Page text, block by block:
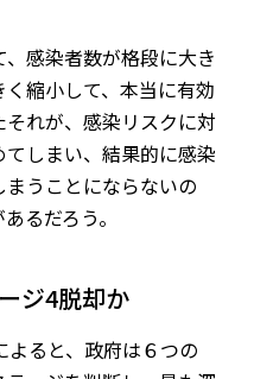
感染者数が格段に大き
縮小して、本当に有効
れが、感染リスクに対
しまい、結果的に感染
うことにならないの
るだろう。
ジ4脱却か
ると、政府は６つの